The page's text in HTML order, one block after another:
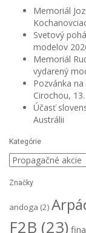
Memoriál
Svetový
modelov
Memoriál
vydarený
Pozvánka
Cirochou,
Účasť
Austrálii
Kategórie
Kategórie
Značky
andoga (2)
F2B (23)